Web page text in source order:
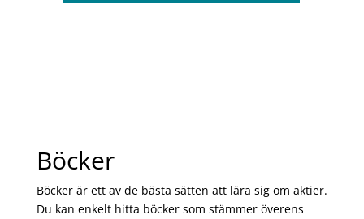
Böcker
Böcker är ett av de bästa sätten att lära sig om aktier.
Du kan enkelt hitta böcker som stämmer överens